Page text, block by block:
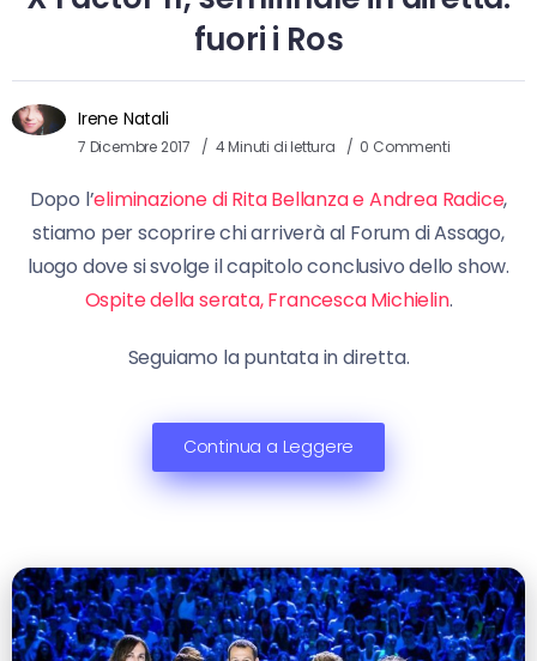
fuori i Ros
Irene Natali
7 Dicembre 2017 4 Minuti di lettura 0 Commenti
Dopo l’eliminazione di Rita Bellanza e Andrea Radice,
stiamo per scoprire chi arriverà al Forum di Assago,
luogo dove si svolge il capitolo conclusivo dello show.
Ospite della serata, Francesca Michielin.
Seguiamo la puntata in diretta.
Continua a Leggere